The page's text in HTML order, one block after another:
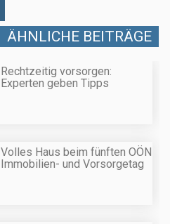
ÄHNLICHE BEITRÄGE
Rechtzeitig vorsorgen:
Experten geben Tipps
Volles Haus beim fünften OÖN
Immobilien- und Vorsorgetag